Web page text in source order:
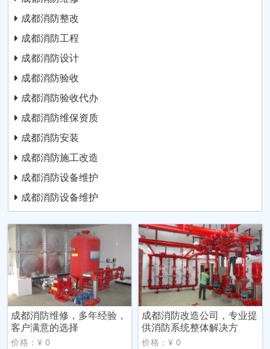
成都消防整改
成都消防工程
成都消防设计
成都消防验收
成都消防验收代办
成都消防维保资质
成都消防安装
成都消防施工改造
成都消防设备维护
成都消防设备维护
成都消防维修，多年经验，
客户满意的选择
价格：¥ 0
成都消防改造公司，专业提
供消防系统整体解决方
价格：¥ 0